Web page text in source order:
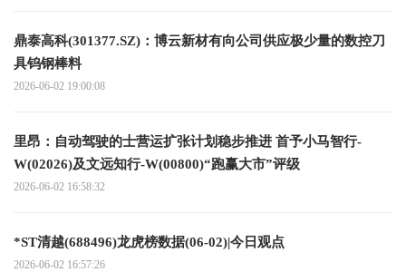
鼎泰高科(301377.SZ)：博云新材有向公司供应极少量的数控刀
具钨钢棒料
2026-06-02 19:00:08
里昂：自动驾驶的士营运扩张计划稳步推进 首予小马智行-
W(02026)及文远知行-W(00800)“跑赢大市”评级
2026-06-02 16:58:32
*ST清越(688496)龙虎榜数据(06-02)|今日观点
2026-06-02 16:57:26